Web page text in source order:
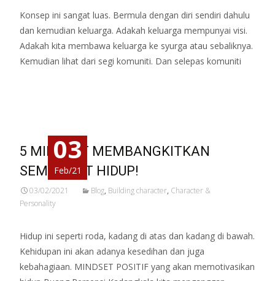
Konsep ini sangat luas. Bermula dengan diri sendiri dahulu
dan kemudian keluarga. Adakah keluarga mempunyai visi.
Adakah kita membawa keluarga ke syurga atau sebaliknya.
Kemudian lihat dari segi komuniti. Dan selepas komuniti
03
Feb/21
5 MINDSET MEMBANGKITKAN
SEMANGAT HIDUP!
03/02/2021 Blog, Building character, Character &
Personality
Hidup ini seperti roda, kadang di atas dan kadang di bawah.
Kehidupan ini akan adanya kesedihan dan juga
kebahagiaan. MINDSET POSITIF yang akan memotivasikan